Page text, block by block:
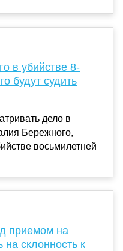
в убийстве 8-
будут судить
дело в
Бережного,
восьмилетней
приемом на
на склонность к